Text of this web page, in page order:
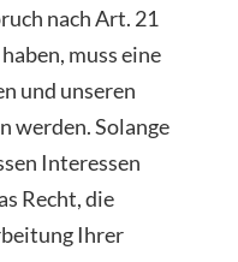
nach Art. 21
muss eine
und unseren
werden. Solange
Interessen
Recht, die
Ihrer